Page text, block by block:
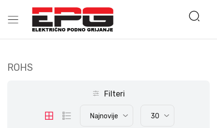
ROHS
Filteri
Najnovije 30